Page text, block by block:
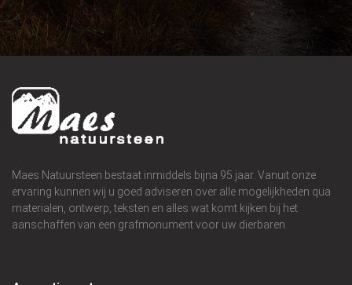
Maes Natuursteen bestaat inmiddels bijna 95 jaar. Vanuit onze
ervaring kunnen wij u goed adviseren over alle mogelijkheden qua
materialen, ontwerp, teksten en alles wat komt kijken bij het
aanschaffen van een grafmonument voor uw dierbaren.